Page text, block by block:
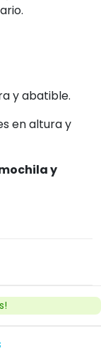
y abatible.
en altura y
y